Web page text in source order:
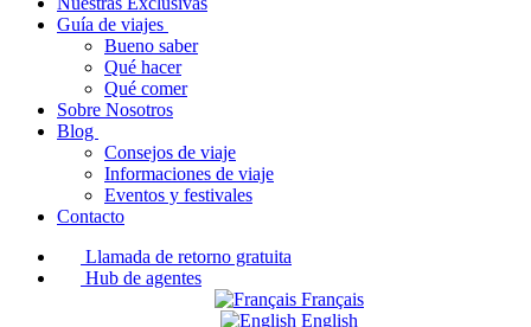
Guía de viajes
Bueno saber
Qué hacer
Qué comer
Sobre Nosotros
Blog
Consejos de viaje
Informaciones de viaje
Eventos y festivales
Contacto
Llamada de retorno gratuita
Hub de agentes
Français
English